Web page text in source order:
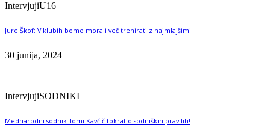
IntervjujiU16
Jure Škof: V klubih bomo morali več trenirati z najmlajšimi
30 junija, 2024
IntervjujiSODNIKI
Mednarodni sodnik Tomi Kavčič tokrat o sodniških pravilih!